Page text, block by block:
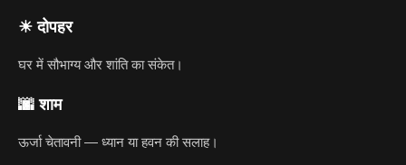
☀ दोपहर
घर में सौभाग्य और शांति का संकेत।
🌆 शाम
ऊर्जा चेतावनी — ध्यान या हवन की सलाह।